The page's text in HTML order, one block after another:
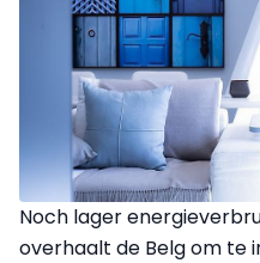
Noch lager
overhaalt de Belg om te